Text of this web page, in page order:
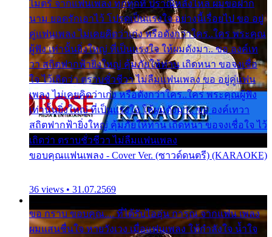
ไมตรี จากแฟนเพลง ทุกทุกที่ ปราณีหลั่งไหล ผมขอฝาก
นาม ยอดรักเอาไว้ โปรดเป็นแรงใจ อย่างนี้เรื่อยไป ขอ อยู่
คู่แฟนเพลง ไม่เคยคิดว่าเก่ง หรือดังกว่าใคร..ใคร พระคุณ
ผู้ฟัง เท่านั้นยิ่งใหญ่ ที่เป็นแรงใจ ให้ผมดังมา.. ขอ องค์เท
วา สถิตฟากฟ้ายิ่งใหญ่ คุ้มภัยให้ท่าน เถิดหนา ขอจงเชื่อ
ใจ ไว้เถิดว่า ตราบชั่วชีวา ไม่ลืมแฟนเพลง ขอ อยู่คู่แฟน
เพลง ไม่เคยคิดว่าเก่ง หรือดังกว่าใคร..ใคร พระคุณผู้ฟัง
เท่านั้นยิ่งใหญ่ ที่เป็นแรงใจ ให้ผมดังมา.. ขอ องค์เทวา
สถิตฟากฟ้ายิ่งใหญ่ คุ้มภัยให้ท่าน เถิดหนา ขอจงเชื่อใจ ไว้
เถิดว่า ตราบชั่วชีวา ไม่ลืมแฟนเพลง
ขอบคุณแฟนเพลง - Cover Ver. (ซาวด์ดนตรี) (KARAOKE)
36 views • 31.07.2569
ขอ กราบ ขอบคุณ.... ที่ได้รับไออุ่น การุณ จากแฟน เพลง
ผมแสนชื่นใจ หายวังเวง เมื่อแฟนเพลง ให้กำลังใจ น้ำใจ